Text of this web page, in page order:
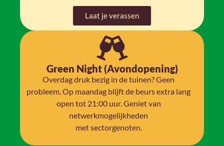
Laat je verassen
Green Night (Avondopening)
Overdag druk bezig in de tuinen? Geen
probleem. Op maandag blijft de beurs extra lang
open tot 21:00 uur. Geniet van
netwerkmogelijkheden
met sectorgenoten.